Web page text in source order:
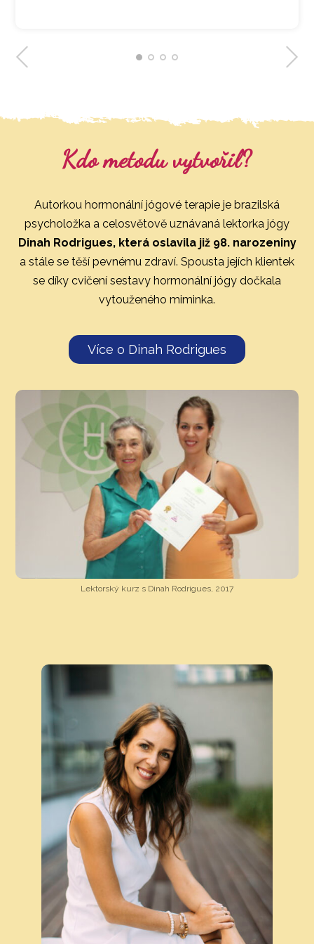
Kdo metodu vytvořil?
Autorkou hormonální jógové terapie je brazilská
psycholožka a celosvětově uznávaná lektorka jógy
Dinah Rodrigues, která oslavila již 98. narozeniny
a stále se těší pevnému zdraví. Spousta jejích klientek
se díky cvičení sestavy hormonální jógy dočkala
vytouženého miminka.
Více o Dinah Rodrigues
Lektorský kurz s Dinah Rodrigues, 2017